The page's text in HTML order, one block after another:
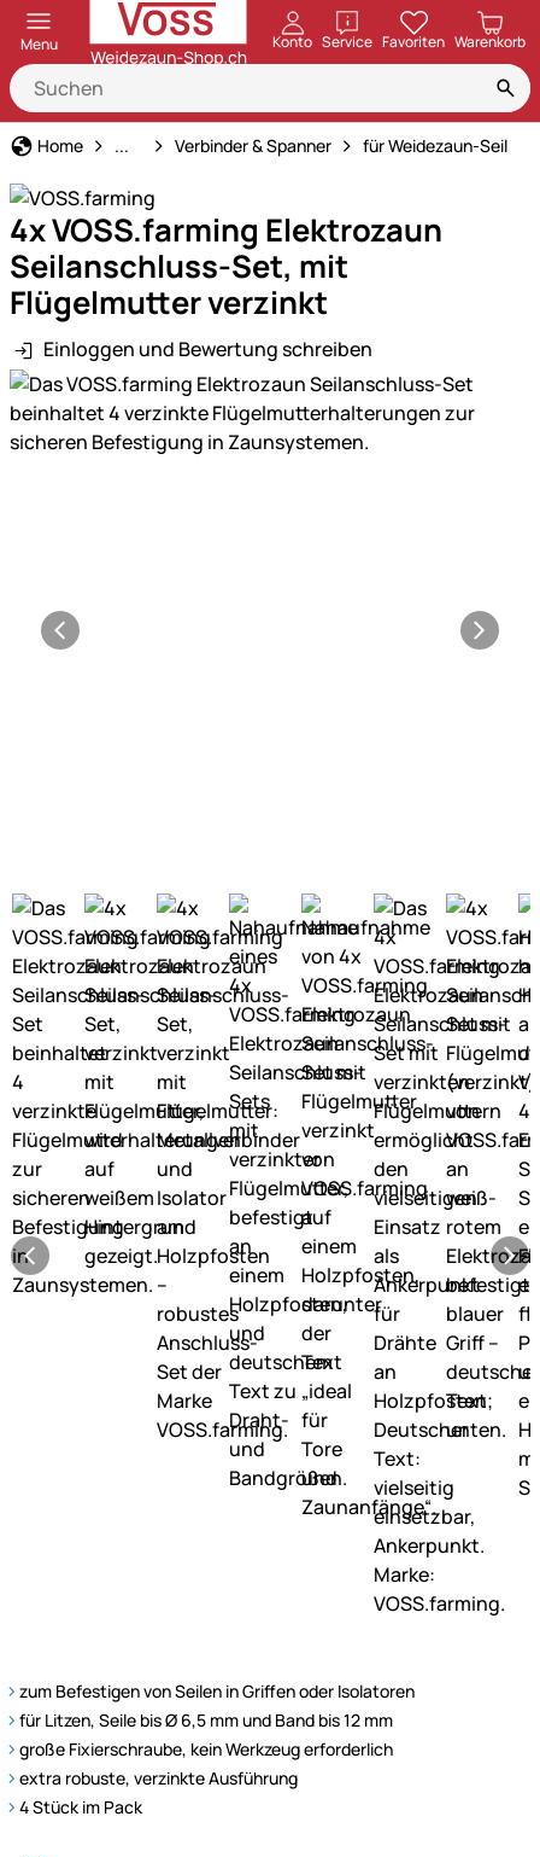
Menu Konto ServiceöffnenFavoriten Warenkorb
Home Weidezaun
... Verbinder & Spanner für Weidezaun-Seil
4x VOSS.farming Elektrozaun
Seilanschluss-Set, mit
Flügelmutter verzinkt
Einloggen und Bewertung schreiben
Produktgalerie
zum Befestigen von Seilen in Griffen oder Isolatoren
für Litzen, Seile bis Ø 6,5 mm und Band bis 12 mm
große Fixierschraube, kein Werkzeug erforderlich
extra robuste, verzinkte Ausführung
4 Stück im Pack